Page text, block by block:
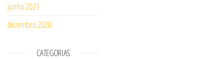
junho 2021
dezembro 2020
CATEGORIAS